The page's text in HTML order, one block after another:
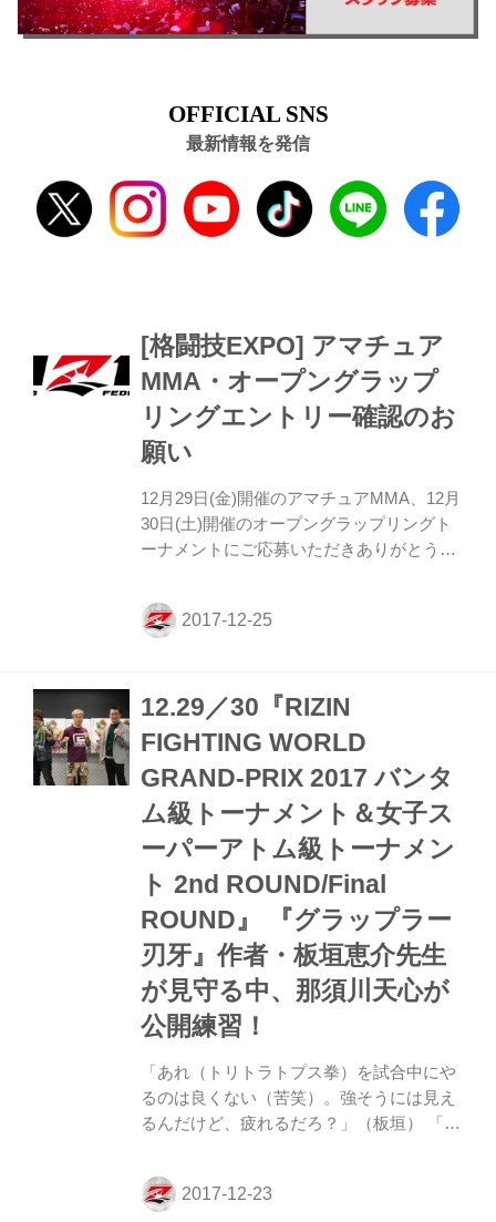
OFFICIAL SNS
最新情報を発信
[格闘技EXPO] アマチュア
MMA・オープングラップ
リングエントリー確認のお
願い
12月29日(金)開催のアマチュアMMA、12月
30日(土)開催のオープングラップリングト
ーナメントにご応募いただきありがとうご
完了している方の一覧を掲出いたします。
ご応募いただいた方はこちらより、エント
ていない場合は試合が組まれませんので、
容でリストを更新致しました。 なお、エン
トリー発表後の欠場による返金は不可とさ
せていただきます。（対戦相手の欠場によ
る試合不成立のみ返金いたします） エント
リー状況の確認等につい...
12.29／30『RIZIN
FIGHTING WORLD
GRAND-PRIX 2017 バンタ
ム級トーナメント＆女子ス
ーパーアトム級トーナメン
ト 2nd ROUND/Final
ROUND』 『グラップラー
刃牙』作者・板垣恵介先生
が見守る中、那須川天心が
公開練習！
「あれ（トリトラトプス拳）を試合中にや
るのは良くない（苦笑）。強そうには見え
るんだけど、疲れるだろ？」（板垣） 「疲
（金）、年末に開催される『RIZIN
FIGHTING WORLD GRAND-PRIX 2017 バ